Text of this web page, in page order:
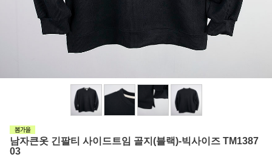
남자큰옷 긴팔티 사이드트임 골지(블랙)-빅사이즈 TM1387
03